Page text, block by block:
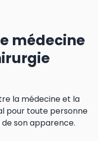
médecine
la médecine et la
pour toute personne
son apparence.